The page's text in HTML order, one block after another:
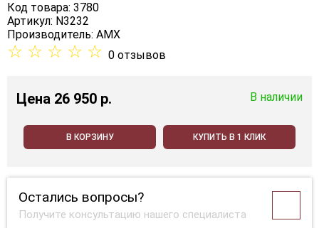
Код товара: 3780
Артикул: N3232
Производитель: AMX
☆ ☆ ☆ ☆ ☆ 0 отзывов
Цена 26 950 p. В наличии
В КОРЗИНУ КУПИТЬ В 1 КЛИК
Остались вопросы?
Получите консультацию нашего специалиста